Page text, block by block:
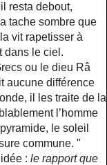
resta debout,
tache sombre que
vit rapetisser à
dans le ciel.
ou le dieu Râ
aucune différence
il les traite de la
l’homme
le soleil
commune. "
: le rapport que